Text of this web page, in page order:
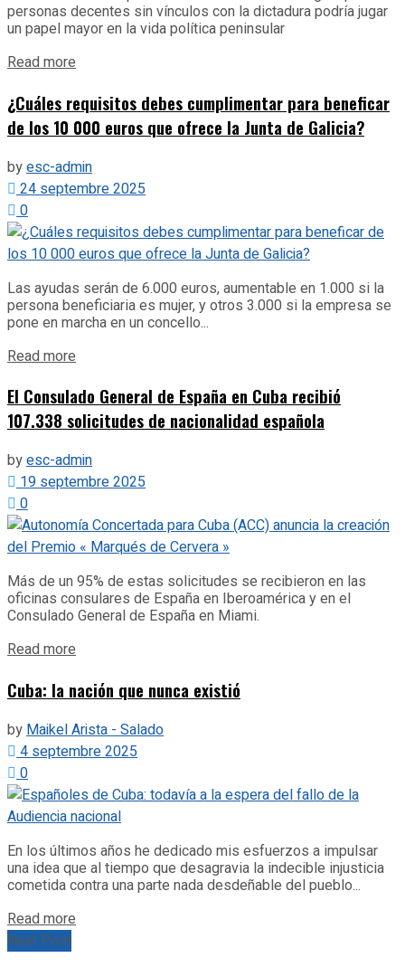
personas decentes sin vínculos con la dictadura podría jugar
un papel mayor en la vida política peninsular
Read more
¿Cuáles requisitos debes cumplimentar para beneficar
de los 10 000 euros que ofrece la Junta de Galicia?
byesc-admin
24 septembre 2025
0
Las ayudas serán de 6.000 euros, aumentable en 1.000 si la
persona beneficiaria es mujer, y otros 3.000 si la empresa se
pone en marcha en un concello...
Read more
El Consulado General de España en Cuba recibió
107.338 solicitudes de nacionalidad española
byesc-admin
19 septembre 2025
0
Más de un 95% de estas solicitudes se recibieron en las
oficinas consulares de España en Iberoamérica y en el
Consulado General de España en Miami.
Read more
Cuba: la nación que nunca existió
by Maikel Arista - Salado
4 septembre 2025
0
En los últimos años he dedicado mis esfuerzos a impulsar
una idea que al tiempo que desagravia la indecible injusticia
cometida contra una parte nada desdeñable del pueblo...
Read more
Next Post